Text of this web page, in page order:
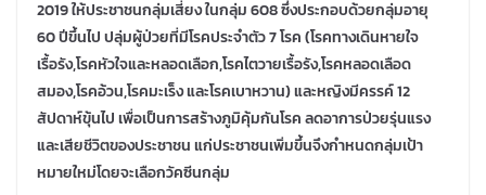
2019 ให้ประชาชนกลุ่มเสี่ยง ในกลุ่ม 608 ซึ่งประกอบด้วยกลุ่มอายุ
60 ปีขึ้นไป ปลุ่มผู้ป่วยที่มีโรคประจำตัว 7 โรค (โรคทางเดินหายใจ
เรื้อรัง,โรคหัวใจและหลอดเลือก,โรคไตวายเรื้อรัง,โรคหลอดเลือด
สมอง,โรคอ้วน,โรคมะเร็ง และโรคเบาหวาน) และหญิงมีครรค์ 12
สัปดาห์ขุ้นไป เพื่อเป็นการสร้างภูมิคุ้มกันโรค ลดอาการป่วยรุ่นแรง
และเสียชีวิตของประชาชน แก่ประชาชนเพิ่มขึ้นจึงกำหนดกลุ่มเป้า
หมายใหม่โดยจะเลือกวัคซีนกลุ่ม